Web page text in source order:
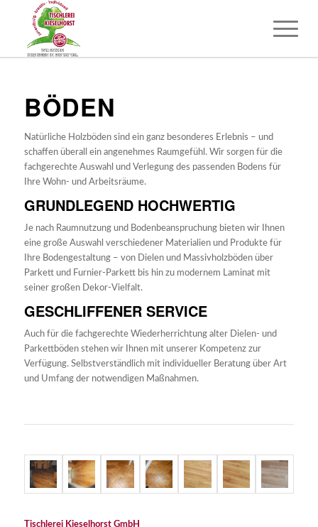
BÖDEN
Natürliche Holzböden sind ein ganz besonderes Erlebnis – und
schaffen überall ein angenehmes Raumgefühl. Wir sorgen für die
fachgerechte Auswahl und Verlegung des passenden Bodens für
Ihre Wohn- und Arbeitsräume.
GRUNDLEGEND HOCHWERTIG
Je nach Raumnutzung und Bodenbeanspruchung bieten wir Ihnen
eine große Auswahl verschiedener Materialien und Produkte für
Ihre Bodengestaltung – von Dielen und Massivholzböden über
Parkett und Furnier-Parkett bis hin zu modernem Laminat mit
seiner großen Dekor-Vielfalt.
GESCHLIFFENER SERVICE
Auch für die fachgerechte Wiederherrichtung alter Dielen- und
Parkettböden stehen wir Ihnen mit unserer Kompetenz zur
Verfügung. Selbstverständlich mit individueller Beratung über Art
und Umfang der notwendigen Maßnahmen.
Tischlerei Kieselhorst GmbH